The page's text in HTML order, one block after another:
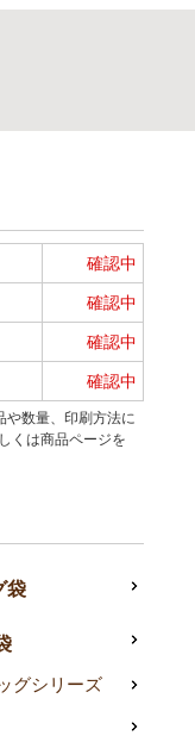
確認中
確認中
確認中
確認中
や数量、印刷方法に
くは商品ページを
袋
グシリーズ